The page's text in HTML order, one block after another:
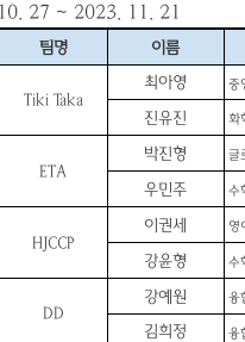
27 ~ 2023. 11. 21
팀명 이름
Tiki Taka
최아영 중
진유진 화
ETA
박진형 글
우민주 수
HJCCP
이권세 영
강윤형 수
DD
강예원 융
김희정 융